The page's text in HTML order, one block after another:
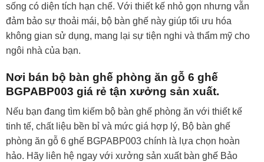
sống có diện tích hạn chế. Với thiết kế nhỏ gọn nhưng vẫn
đảm bảo sự thoải mái, bộ bàn ghế này giúp tối ưu hóa
không gian sử dụng, mang lại sự tiện nghi và thẩm mỹ cho
ngôi nhà của bạn.
Nơi bán bộ bàn ghế phòng ăn gỗ 6 ghế
BGPABP003 giá rẻ tận xưởng sản xuất.
Nếu bạn đang tìm kiếm bộ bàn ghế phòng ăn với thiết kế
tinh tế, chất liệu bền bỉ và mức giá hợp lý, Bộ bàn ghế
phòng ăn gỗ 6 ghế BGPABP003 chính là lựa chọn hoàn
hảo. Hãy liên hệ ngay với xưởng sản xuất bàn ghế Bảo